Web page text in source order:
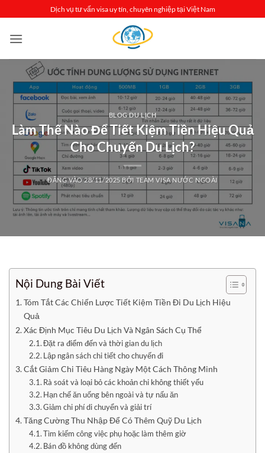
qua
nội
Dịch vụ tư vấn visa uy tín, chuyên nghiệp tại Việt Nam
BLOG DU LỊCH
Làm Thế Nào Để Tiết Kiệm Tiền Hiệu Quả
Cho Chuyến Du Lịch?
ĐĂNG VÀO28/11/2025 BỞI TEAM VISA NƯỚC NGOÀI
Nội Dung Bài Viết
Tóm Tắt Các Chiến Lược Tiết Kiệm Tiền Đi Du Lịch Hiệu
Quả
Xác Định Mục Tiêu Du Lịch Và Ngân Sách Cụ Thể
Đặt ra điểm đến và thời gian du lịch
Lập ngân sách chi tiết cho chuyến đi
Cắt Giảm Chi Tiêu Hàng Ngày Một Cách Thông Minh
Rà soát và loại bỏ các khoản chi không thiết yếu
Hạn chế ăn uống bên ngoài và tự nấu ăn
Giảm chi phí di chuyển và giải trí
Tăng Cường Thu Nhập Để Có Thêm Quỹ Du Lịch
Tìm kiếm công việc phụ hoặc làm thêm giờ
Bán đồ không dùng đến